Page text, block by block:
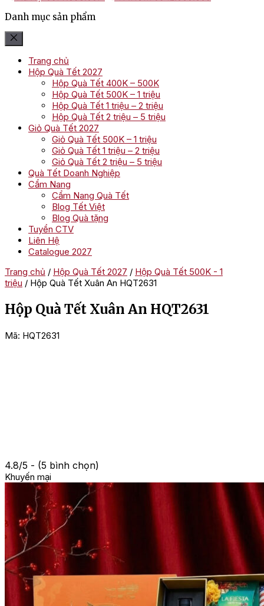
Danh mục sản phẩm
Trang chủ
Hộp Quà Tết 2027
Hộp Quà Tết 400K – 500K
Hộp Quà Tết 500K – 1 triệu
Hộp Quà Tết 1 triệu – 2 triệu
Hộp Quà Tết 2 triệu – 5 triệu
Giỏ Quà Tết 2027
Giỏ Quà Tết 500K – 1 triệu
Giỏ Quà Tết 1 triệu – 2 triệu
Giỏ Quà Tết 2 triệu – 5 triệu
Quà Tết Doanh Nghiệp
Cẩm Nang
Cẩm Nang Quà Tết
Blog Tết Việt
Blog Quà tặng
Tuyển CTV
Liên Hệ
Catalogue 2027
Trang chủ / Hộp Quà Tết 2027 / Hộp Quà Tết 500K - 1
triệu / Hộp Quà Tết Xuân An HQT2631
Hộp Quà Tết Xuân An HQT2631
Mã: HQT2631
4.8/5 - (5 bình chọn)
Khuyến mại